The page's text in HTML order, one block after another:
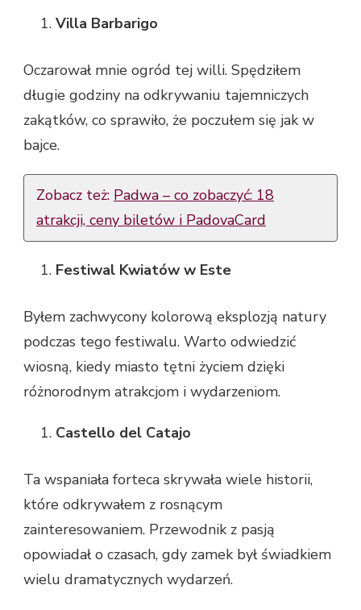
Villa Barbarigo
Oczarował mnie ogród tej willi. Spędziłem
długie godziny na odkrywaniu tajemniczych
zakątków, co sprawiło, że poczułem się jak w
bajce.
Zobacz też: Padwa – co zobaczyć: 18
atrakcji, ceny biletów i PadovaCard
Festiwal Kwiatów w Este
Byłem zachwycony kolorową eksplozją natury
podczas tego festiwalu. Warto odwiedzić
wiosną, kiedy miasto tętni życiem dzięki
różnorodnym atrakcjom i wydarzeniom.
Castello del Catajo
Ta wspaniała forteca skrywała wiele historii,
które odkrywałem z rosnącym
zainteresowaniem. Przewodnik z pasją
opowiadał o czasach, gdy zamek był świadkiem
wielu dramatycznych wydarzeń.